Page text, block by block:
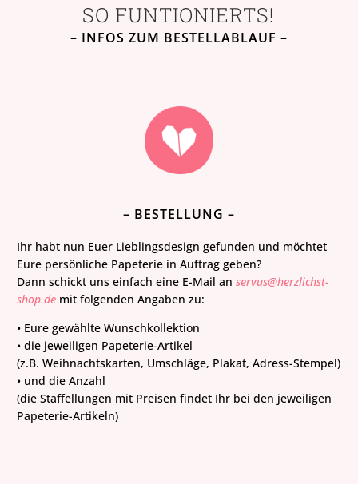
SO FUNTIONIERTS!
– INFOS ZUM BESTELLABLAUF –
– BESTELLUNG –
Ihr habt nun Euer Lieblingsdesign gefunden und möchtet
Eure persönliche Papeterie in Auftrag geben?
Dann schickt uns einfach eine E-Mail anservus@herzlichst-
shop.de mit folgenden Angaben zu:
• Eure gewählte Wunschkollektion
• die jeweiligen Papeterie-Artikel
(z.B.Weihnachtskarten, Umschläge, Plakat,Adress-Stempel)
• und die Anzahl
(die Staffellungen mit Preisen findet Ihr bei den jeweiligen
Papeterie-Artikeln)